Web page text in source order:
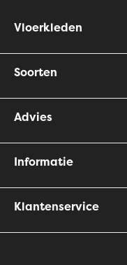
Vloerkleden
Soorten
Advies
Informatie
Klantenservice